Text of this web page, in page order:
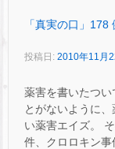
「真実の口」
投稿日: 2010年11月
薬害を書いたつい
とがないように
い薬害エイズ。
件、クロロキン事